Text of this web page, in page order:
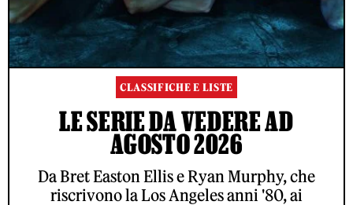
CLASSIFICHE E LISTE
LE SERIE DA VEDERE AD
AGOSTO 2026
Da Bret Easton Ellis e Ryan Murphy, che
riscrivono la Los Angeles anni '80, ai